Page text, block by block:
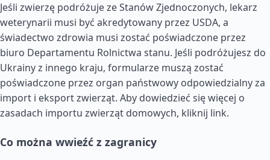
Jeśli zwierzę podróżuje ze Stanów Zjednoczonych, lekarz
weterynarii musi być akredytowany przez USDA, a
świadectwo zdrowia musi zostać poświadczone przez
biuro Departamentu Rolnictwa stanu. Jeśli podróżujesz do
Ukrainy z innego kraju, formularze muszą zostać
poświadczone przez organ państwowy odpowiedzialny za
import i eksport zwierząt. Aby dowiedzieć się więcej o
zasadach importu zwierząt domowych, kliknij link.
Co można wwieźć z zagranicy